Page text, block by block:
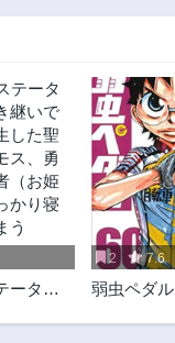
第16話
第11話
1年前
第7話
3ヶ月前
ータス
2 7.6
弱虫ペダル